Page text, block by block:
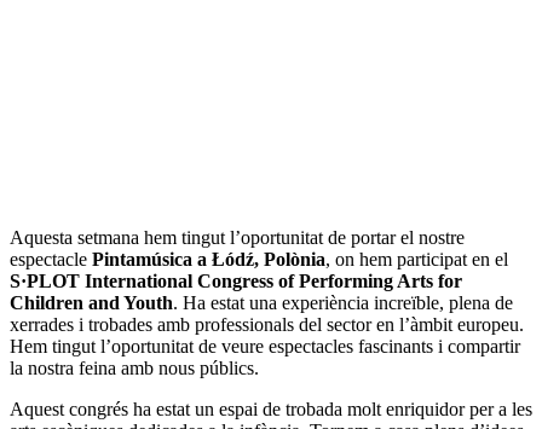
Aquesta setmana hem tingut l’oportunitat de portar el nostre
espectacle Pintamúsica a Łódź, Polònia, on hem participat en el
S·PLOT International Congress of Performing Arts for
Children and Youth. Ha estat una experiència increïble, plena de
xerrades i trobades amb professionals del sector en l’àmbit europeu.
Hem tingut l’oportunitat de veure espectacles fascinants i compartir
la nostra feina amb nous públics.
Aquest congrés ha estat un espai de trobada molt enriquidor per a les